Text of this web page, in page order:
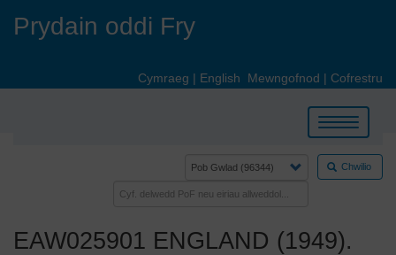
Prydain oddi Fry
Cymraeg | English Mewngofnod | Cofrestru
Toggle
navigation
Chwilio
EAW025901 ENGLAND (1949).